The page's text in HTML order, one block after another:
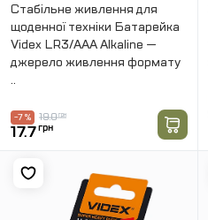
Стабільне живлення для
щоденної техніки Батарейка
Videx LR3/AAA Alkaline —
джерело живлення формату
..
19.0грн
-7 %
17.7грн